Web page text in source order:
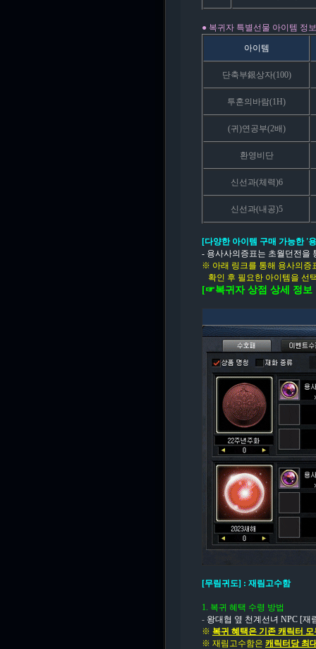
● 복귀자 특별선물 아이템 정보
아이템
단축부銀상자(100)
투혼의바람(1H)
(귀)연공부(2배)
환영비단
신선과(체력)6
신선과(내공)5
[다양한 아이템 구매 가능한 '
- 용사사의증표는 초월던전을
※ 아래 링크를 통해 용사의증
확인 후 필요한 아이템을 선
[☞복귀자 상점 상세 정보
[무림귀도] : 재림고수함
1. 복귀 혜택 수령 방법
- 왕대협 옆 천계선녀 NPC [재
※ 복귀 혜택은 기존 캐릭터
※ 재림고수함은 캐릭터당 최